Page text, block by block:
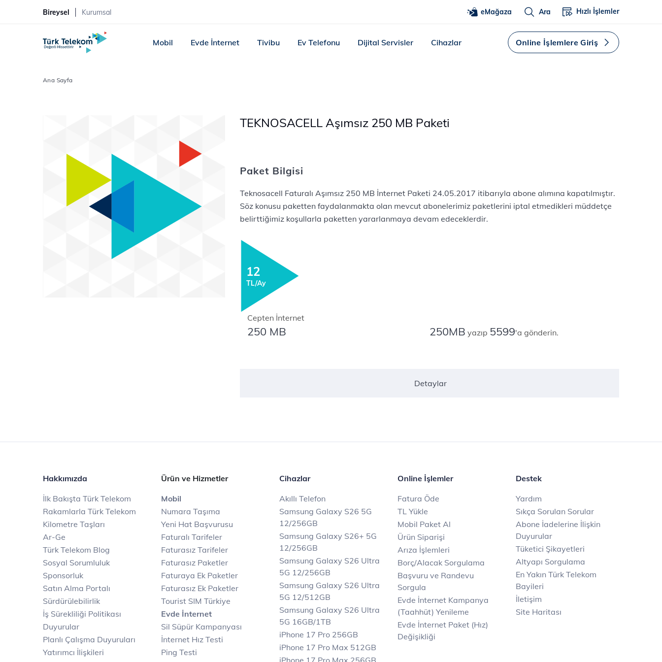
Bireysel Kurumsal eMağaza Ara Hızlı İşlemler
Mobil Evde İnternet Tivibu Ev Telefonu Dijital Servisler Cihazlar Online İşlemlere Giriş
Ana Sayfa
TEKNOSACELL Aşımsız 250 MB Paketi
Paket Bilgisi
Teknosacell Faturalı Aşımsız 250 MB İnternet Paketi 24.05.2017 itibarıyla abone alımına kapatılmıştır.
Söz konusu paketten faydalanmakta olan mevcut abonelerimiz paketlerini iptal etmedikleri müddetçe
belirttiğimiz koşullarla paketten yararlanmaya devam edeceklerdir.
12
TL/Ay
Cepten İnternet
250 MB 250MB yazıp 5599'a gönderin.
Detaylar
Hakkımızda
İlk Bakışta Türk Telekom
Rakamlarla Türk Telekom
Kilometre Taşları
Ar-Ge
Türk Telekom Blog
Sosyal Sorumluluk
Sponsorluk
Satın Alma Portalı
Sürdürülebilirlik
İş Sürekliliği Politikası
Duyurular
Planlı Çalışma Duyuruları
Yatırımcı İlişkileri
Ürün ve Hizmetler
Mobil
Numara Taşıma
Yeni Hat Başvurusu
Faturalı Tarifeler
Faturasız Tarifeler
Faturasız Paketler
Faturaya Ek Paketler
Faturasız Ek Paketler
Tourist SIM Türkiye
Evde İnternet
Sil Süpür Kampanyası
İnternet Hız Testi
Ping Testi
Cihazlar
Akıllı Telefon
Samsung Galaxy S26 5G
12/256GB
Samsung Galaxy S26+ 5G
12/256GB
Samsung Galaxy S26 Ultra
5G 12/256GB
Samsung Galaxy S26 Ultra
5G 12/512GB
Samsung Galaxy S26 Ultra
5G 16GB/1TB
iPhone 17 Pro 256GB
iPhone 17 Pro Max 512GB
iPhone 17 Pro Max 256GB
Online İşlemler
Fatura Öde
TL Yükle
Mobil Paket Al
Ürün Siparişi
Arıza İşlemleri
Borç/Alacak Sorgulama
Başvuru ve Randevu
Sorgula
Evde İnternet Kampanya
(Taahhüt) Yenileme
Evde İnternet Paket (Hız)
Değişikliği
Destek
Yardım
Sıkça Sorulan Sorular
Abone İadelerine İlişkin
Duyurular
Tüketici Şikayetleri
Altyapı Sorgulama
En Yakın Türk Telekom
Bayileri
İletişim
Site Haritası